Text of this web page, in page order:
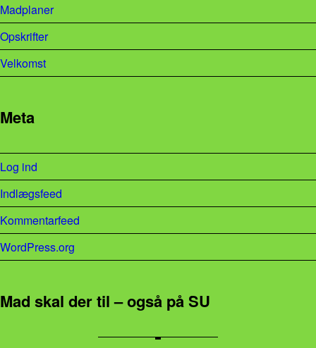
Madplaner
Opskrifter
Velkomst
Meta
Log ind
Indlægsfeed
Kommentarfeed
WordPress.org
Mad skal der til – også på SU